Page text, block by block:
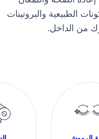
الطبيعية والبروتينات
من الداخل.